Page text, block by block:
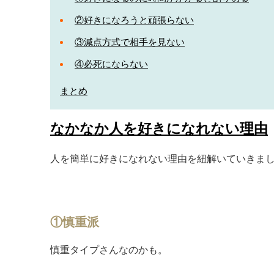
②好きになろうと頑張らない
③減点方式で相手を見ない
④必死にならない
まとめ
なかなか人を好きになれない理由
人を簡単に好きになれない理由を紐解いていきま
①慎重派
慎重タイプさんなのかも。